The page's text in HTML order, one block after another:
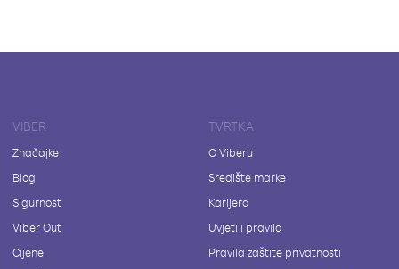
VIBER
Značajke
Blog
Sigurnost
Viber Out
Cijene
TVRTKA
O Viberu
Središte marke
Karijera
Uvjeti i pravila
Pravila zaštite privatnosti